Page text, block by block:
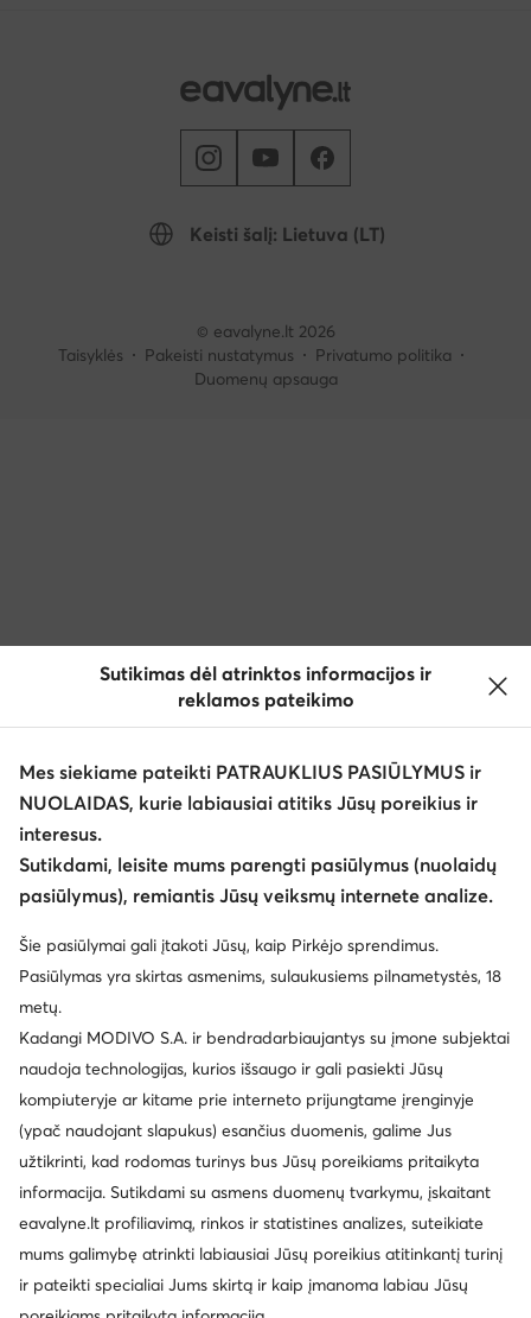
Keisti šalį: Lietuva (LT)
© eavalyne.lt 2026
Taisyklės
Pakeisti nustatymus
Privatumo politika
Duomenų apsauga
Sutikimas dėl atrinktos informacijos ir
reklamos pateikimo
Mes siekiame pateikti PATRAUKLIUS PASIŪLYMUS ir
NUOLAIDAS, kurie labiausiai atitiks Jūsų poreikius ir
interesus.
Sutikdami, leisite mums parengti pasiūlymus (nuolaidų
pasiūlymus), remiantis Jūsų veiksmų internete analize.
Šie pasiūlymai gali įtakoti Jūsų, kaip Pirkėjo sprendimus.
Pasiūlymas yra skirtas asmenims, sulaukusiems pilnametystės, 18
metų.
Kadangi MODIVO S.A. ir bendradarbiaujantys su įmone subjektai
naudoja technologijas, kurios išsaugo ir gali pasiekti Jūsų
kompiuteryje ar kitame prie interneto prijungtame įrenginyje
(ypač naudojant slapukus) esančius duomenis, galime Jus
užtikrinti, kad rodomas turinys bus Jūsų poreikiams pritaikyta
informacija. Sutikdami su asmens duomenų tvarkymu, įskaitant
eavalyne.lt profiliavimą, rinkos ir statistines analizes, suteikiate
mums galimybę atrinkti labiausiai Jūsų poreikius atitinkantį turinį
ir pateikti specialiai Jums skirtą ir kaip įmanoma labiau Jūsų